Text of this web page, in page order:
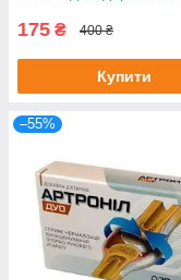
175 ₴ 400 ₴
Купити
–55%